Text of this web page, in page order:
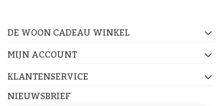
DE WOON CADEAU WINKEL
MIJN ACCOUNT
KLANTENSERVICE
NIEUWSBRIEF